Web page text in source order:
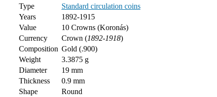
Type
Standard circulation coins
Years
1892-1915
Value
10 Crowns (Koronás)
Currency
Crown (1892-1918)
Composition Gold (.900)
Weight
3.3875 g
Diameter
19 mm
Thickness
0.9 mm
Shape
Round